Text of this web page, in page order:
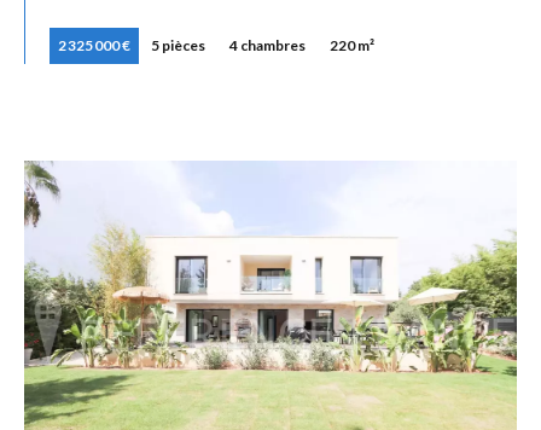
2 325 000 € 5 pièces 4 chambres 220 m²